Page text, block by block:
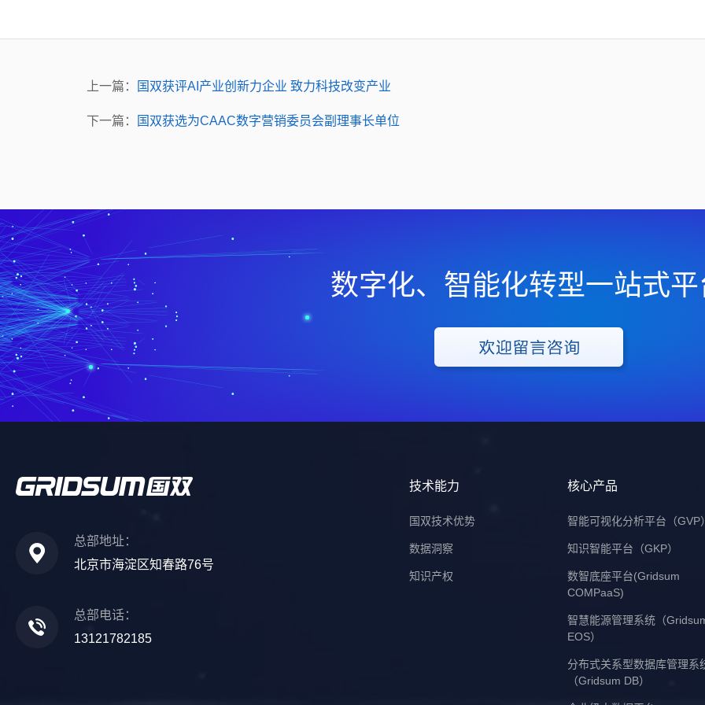
上一篇： 国双获评AI产业创新力企业 致力科技改变产业
下一篇： 国双获选为CAAC数字营销委员会副理事长单位
数字化、智能化转型一站式
总部地址：
北京市海淀区知春路76号
总部电话：
13121782185
技术能力
国双技术优势
数据洞察
知识产权
核心产品
智能可视化分析平台（GVP
知识智能平台（GKP）
数智底座平台(Gridsum
COMPaaS)
智慧能源管理系统（
EOS）
分布式关系型数据库管理系
（Gridsum DB）